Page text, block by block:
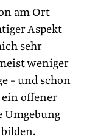
am Ort
Aspekt
sehr
weniger
– und schon
offener
Umgebung